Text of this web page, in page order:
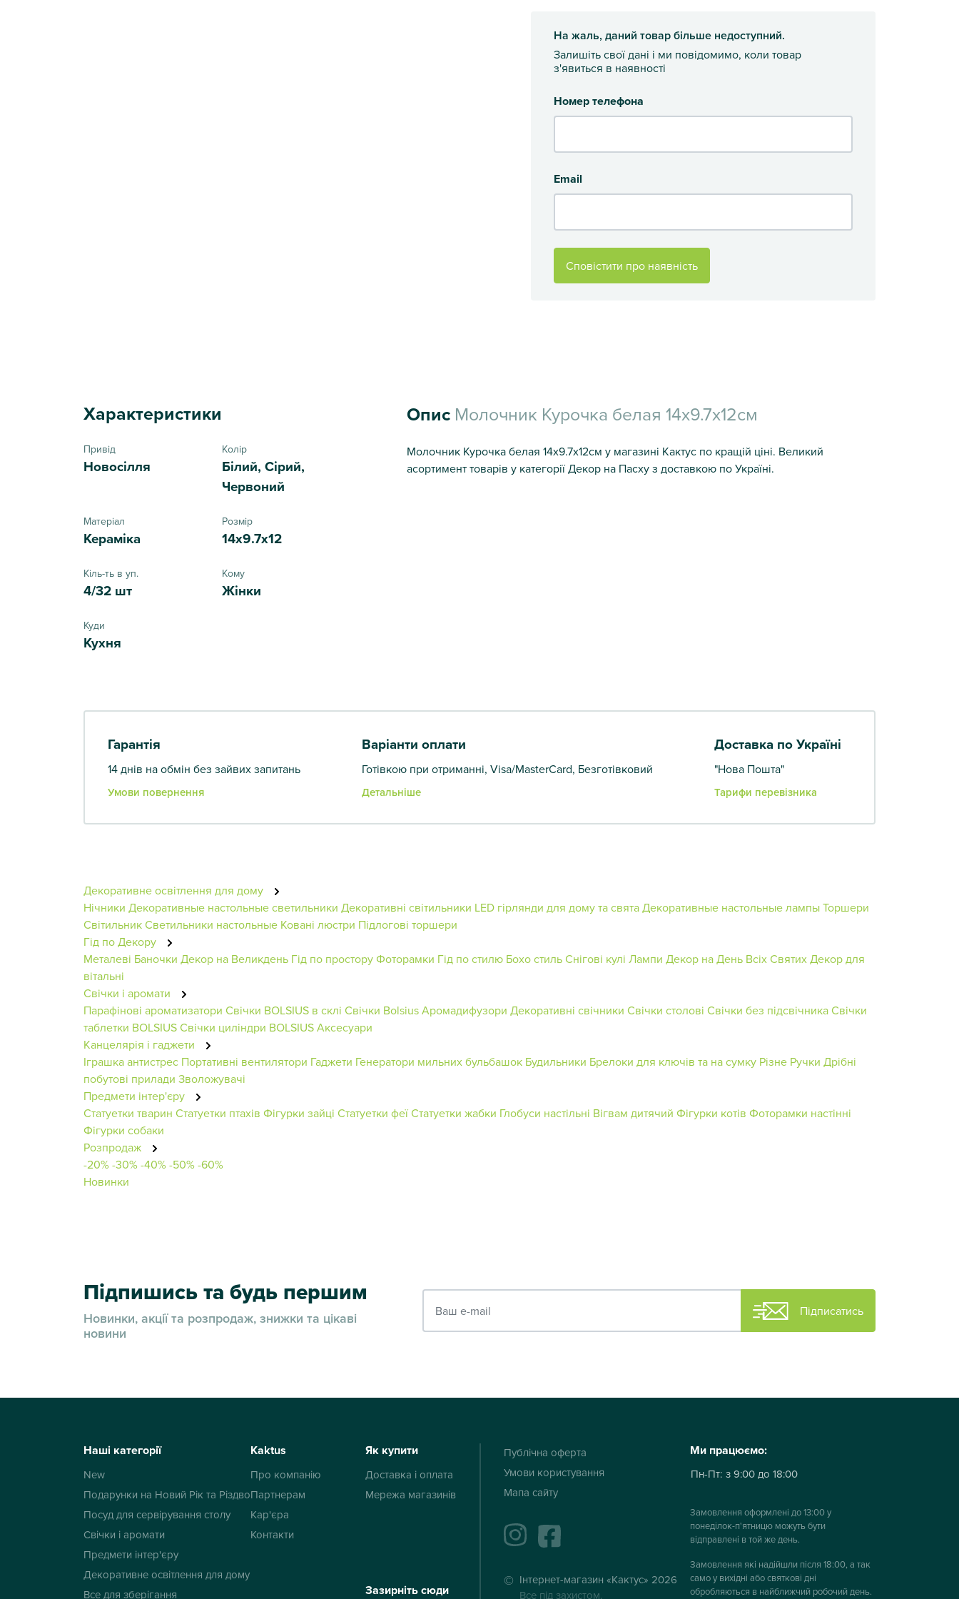
На жаль, даний товар більше недоступний.
Залишіть свої дані і ми повідомимо, коли товар
з'явиться в наявності
Номер телефона
Email
Сповістити про наявність
Характеристики
Привід
Новосілля
Колір
Білий, Сірий,
Червоний
Матеріал
Кераміка
Розмір
14x9.7x12
Кіль-ть в уп.
4/32 шт
Кому
Жінки
Куди
Кухня
Опис Молочник Курочка белая 14х9.7х12см
Молочник Курочка белая 14х9.7х12см у магазині Кактус по кращій ціні. Великий
асортимент товарів у категорії Декор на Пасху з доставкою по Україні.
Гарантія
14 днів на обмін без зайвих запитань
Умови повернення
Варіанти оплати
Готівкою при отриманні, Visa/MasterCard, Безготівковий
Детальніше
Доставка по Україні
"Нова Пошта"
Тарифи перевізника
Декоративне освітлення для дому
Нічники Декоративные настольные светильники Декоративні світильники LED гірлянди для дому та святаДекоративные настольные лампыТоршери
СвітильникСветильники настольные Ковані люстри Підлогові торшери
Гід по Декору
Металеві Баночки Декор на Великдень Гід по просторуФоторамки Гід по стилю Бохо стильСнігові кулі Лампи Декор на День Всіх СвятихДекор для
вітальні
Свічки і аромати
Парафінові ароматизатори Свічки BOLSIUS в склі Свічки BolsiusАромадифузори Декоративні свічники Свічки столові Свічки без підсвічникаСвічки
таблетки BOLSIUSСвічки циліндри BOLSIUSАксесуари
Канцелярія і гаджети
Іграшка антистрес Портативні вентилятори Гаджети Генератори мильних бульбашок Будильники Брелоки для ключів та на сумку Різне Ручки Дрібні
побутові прилади Зволожувачі
Предмети інтер'єру
Статуетки тварин Статуетки птахів Фігурки зайці Статуетки феїСтатуетки жабки Глобуси настільні Вігвам дитячий Фігурки котів Фоторамки настінні
Фігурки собаки
Розпродаж
-20%-30%-40%-50%-60%
Новинки
Підпишись та будь першим
Новинки, акції та розпродаж, знижки та цікаві
новини
Підписатись
Наші категорії
New
Подарунки на Новий Рік та Різдво
Посуд для сервірування столу
Свічки і аромати
Предмети інтер'єру
Декоративне освітлення для дому
Все для зберігання
Kaktus
Про компанію
Партнерам
Кар'єра
Контакти
Як купити
Доставка і оплата
Мережа магазинів
Зазирніть сюди
Публічна оферта
Умови користування
Мапа сайту
instagramfacebook
Інтернет-магазин «Кактус» 2026
Все під захистом.
Ми працюємо:
Пн-Пт: з 9:00 до 18:00
Замовлення оформлені до 13:00 у
понеділок-п'ятницю можуть бути
відправлені в той же день.
Замовлення які надійшли після 18:00, а так
само у вихідні або святкові дні
обробляються в найближчий робочий день.